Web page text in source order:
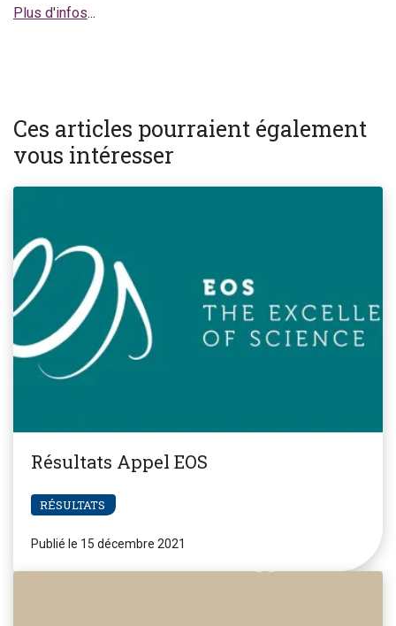
Plus d'infos...
Ces articles pourraient également
vous intéresser
Résultats Appel EOS
RÉSULTATS
Publié le 15 décembre 2021